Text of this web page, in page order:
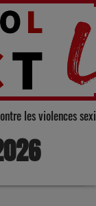
loi intégrale